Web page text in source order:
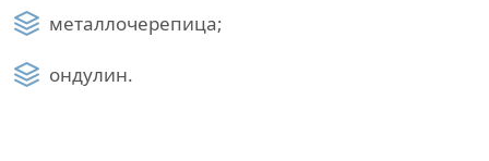
металлочерепица;
ондулин.